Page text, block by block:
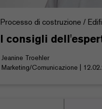
Processo di costruzione /
I consigli
Jeanine Troehler
Marketing/Comunicazione |